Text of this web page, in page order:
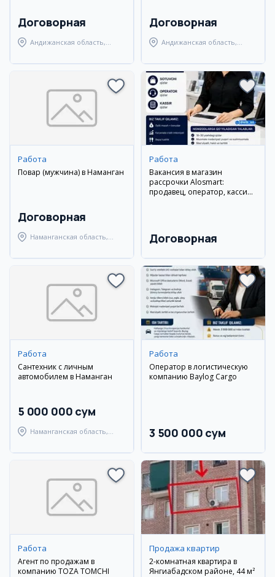
Договорная
Андижанская область,
Договорная
Андижанская область,
Работа
Повар (мужчина) в Наманган
Договорная
Наманганская область,
Работа
Вакансия в магазин
рассрочки Alosmart:
продавец, оператор, кассир,
Договорная
Работа
Сантехник с личным
автомобилем в Наманган
5 000 000 сум
Наманганская область,
Работа
Оператор в логистическую
компанию Baylog Cargo
3 500 000 сум
Работа
Агент по продажам в
компанию TOZA TOMCHI
Продажа квартир
2-комнатная квартира в
Янгиабадском районе, 44 м²